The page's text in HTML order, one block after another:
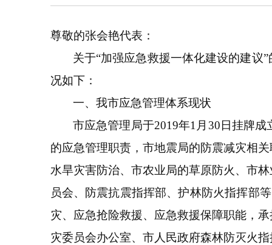
尊敬的张会艳代表：
关于“加强应急救援一体化建设的建议
况如下：
一、我市应急管理体系现状
市应急管理局于2019年1月30日挂牌
的应急管理职责，市地震局的防震减灾相
水旱灾害防治、市农业局的草原防火、市
员会、防震抗震指挥部、护林防火指挥部
灾、应急抢险救援、应急救援保障职能，
灾委员会办公室、市人民政府森林防灭火